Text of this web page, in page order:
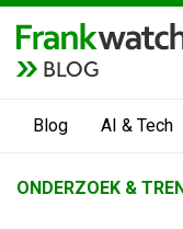
BLOG
Blog AI & Tech
ONDERZOEK &